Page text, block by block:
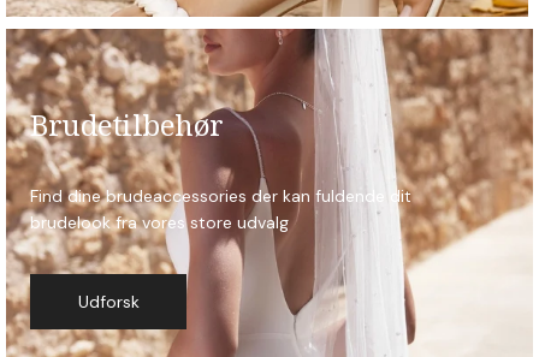
Brudetilbehør
Find dine brudeaccessories der kan fuldende dit
brudelook fra vores store udvalg
Udforsk